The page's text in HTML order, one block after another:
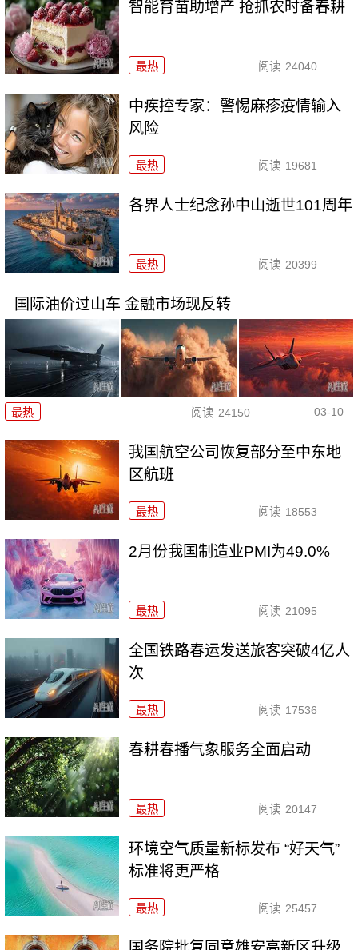
智能育苗助增产 抢抓农时备春耕
最热 阅读 24040
中疾控专家：警惕麻疹疫情输入
风险
最热 阅读 19681
各界人士纪念孙中山逝世101周年
最热 阅读 20399
国际油价过山车 金融市场现反转
最热 阅读 24150 03-10
我国航空公司恢复部分至中东地
区航班
最热 阅读 18553
2月份我国制造业PMI为49.0%
最热 阅读 21095
全国铁路春运发送旅客突破4亿人
次
最热 阅读 17536
春耕春播气象服务全面启动
最热 阅读 20147
环境空气质量新标发布 “好天气”
标准将更严格
最热 阅读 25457